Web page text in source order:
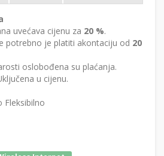
uvećava cijenu za 20 %.
potrebno je platiti akontaciju od 20
oslobođena su plaćanja.
u cijenu.
Fleksibilno